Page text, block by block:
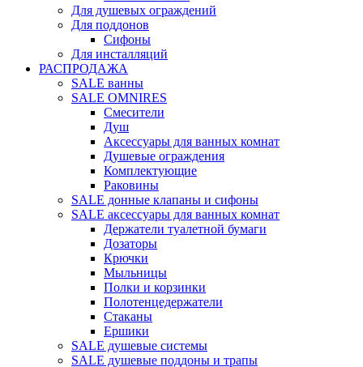
Для душевых ограждений
Для поддонов
Сифоны
Для инсталляций
РАСПРОДАЖА
SALE ванны
SALE OMNIRES
Смесители
Душ
Аксессуары для ванных комнат
Душевые ограждения
Комплектующие
Раковины
SALE донные клапаны и сифоны
SALE аксессуары для ванных комнат
Держатели туалетной бумаги
Дозаторы
Крючки
Мыльницы
Полки и корзинки
Полотенцедержатели
Стаканы
Ершики
SALE душевые системы
SALE душевые поддоны и трапы